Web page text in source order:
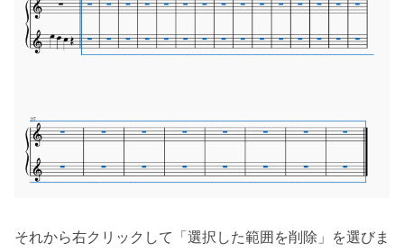
それから右クリックして「選択した範囲を削除」を選びま